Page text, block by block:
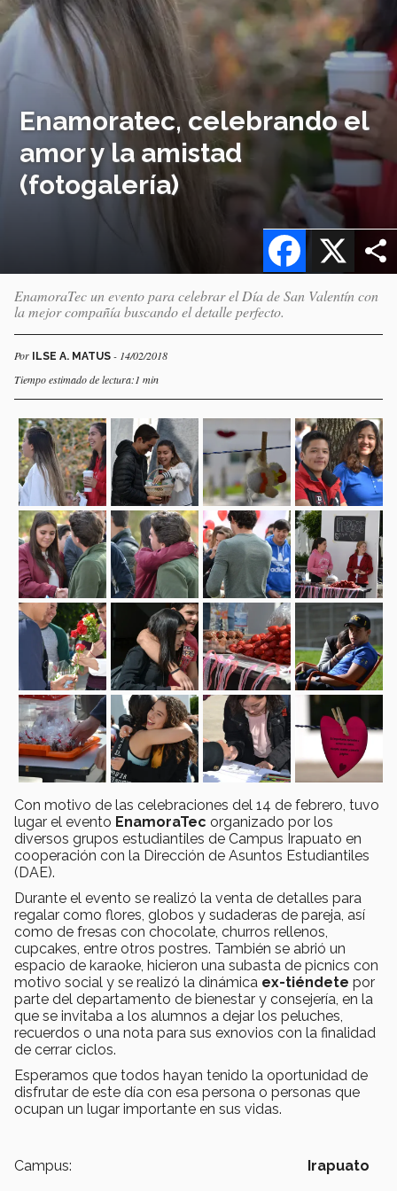
Enamoratec, celebrando el
amor y la amistad
(fotogalería)
X
Facebook
EnamoraTec un evento para celebrar el Día de San Valentín con
la mejor compañía buscando el detalle perfecto.
Por ILSE A. MATUS - 14/02/2018
Tiempo estimado de lectura:1 min
Con motivo de las celebraciones del 14 de febrero, tuvo
lugar el evento EnamoraTec organizado por los
diversos grupos estudiantiles de Campus Irapuato en
cooperación con la Dirección de Asuntos Estudiantiles
(DAE).
Durante el evento se realizó la venta de detalles para
regalar como flores, globos y sudaderas de pareja, así
como de fresas con chocolate, churros rellenos,
cupcakes, entre otros postres. También se abrió un
espacio de karaoke, hicieron una subasta de picnics con
motivo social y se realizó la dinámica ex-tiéndete por
parte del departamento de bienestar y consejería, en la
que se invitaba a los alumnos a dejar los peluches,
recuerdos o una nota para sus exnovios con la finalidad
de cerrar ciclos.
Esperamos que todos hayan tenido la oportunidad de
disfrutar de este día con esa persona o personas que
ocupan un lugar importante en sus vidas.
Campus: Irapuato